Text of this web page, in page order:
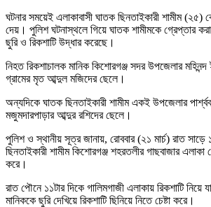
ঘটনার সময়েই এলাকাবাসী ঘাতক ছিনতাইকারী শামীম
দেয়। পুলিশ ঘটনাস্থলে গিয়ে ঘাতক শামীমকে গ্রেপ্তার
ছুরি ও রিকশাটি উদ্ধার করেছে।
নিহত রিকশাচালক মানিক কিশোরগঞ্জ সদর উপজেলার
গ্রামের মৃত আব্দুল মজিদের ছেলে।
অন্যদিকে ঘাতক ছিনতাইকারী শামীম একই উপজেলার
মজুমদারপাড়ার আব্দুর রশিদের ছেলে।
পুলিশ ও স্থানীয় সূত্র জানায়, রোববার (২১ মার্চ) রাত সাড়ে
ছিনতাইকারী শামীম কিশোরগঞ্জ শহরতলীর গাছবাজার এলাকা
করে।
রাত পৌনে ১১টার দিকে গালিমগাজী এলাকায় রিকশাটি নিয়ে
মানিককে ছুরি দেখিয়ে রিকশাটি ছিনিয়ে নিতে চেষ্টা করে।